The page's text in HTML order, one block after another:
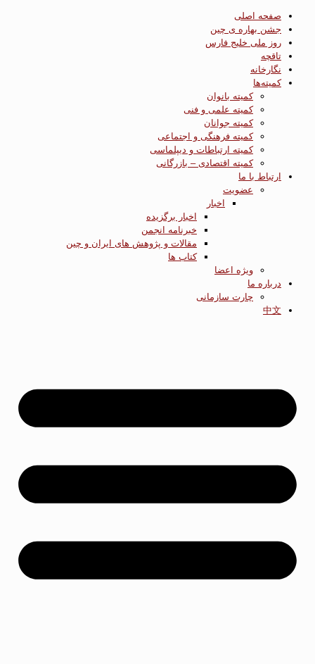
صفحه اصلی
جشن بهاره ی چین
روز ملی خلیج فارس
تاقچه
نگارخانه
کمیته‌ها
کمیته بانوان
کمیته علمی و فنی
کمیته جوانان
کمیته فرهنگی و اجتماعی
کمیته ارتباطات و دیپلماسی
کمیته اقتصادی – بازرگانی
ارتباط با ما
عضویت
اخبار
اخبار برگزیده
خبرنامه انجمن
مقالات و پژوهش های ایران و چین
کتاب ها
ویژه اعضا
درباره ما
چارت سازمانی
中文